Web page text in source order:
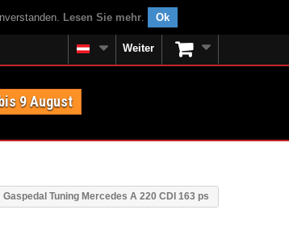
Lesen Sie mehr. Ok
Weiter
9 August
Gaspedal Tuning Mercedes A 220 CDI 163 ps